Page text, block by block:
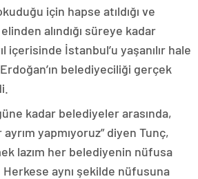
için hapse atıldığı ve
alındığı süreye kadar
içerisinde İstanbul’u yaşanılır hale
belediyeciliği gerçek
kadar belediyeler arasında,
yapmıyoruz” diyen Tunç,
lazım her belediyenin nüfusa
Herkese aynı şekilde nüfusuna